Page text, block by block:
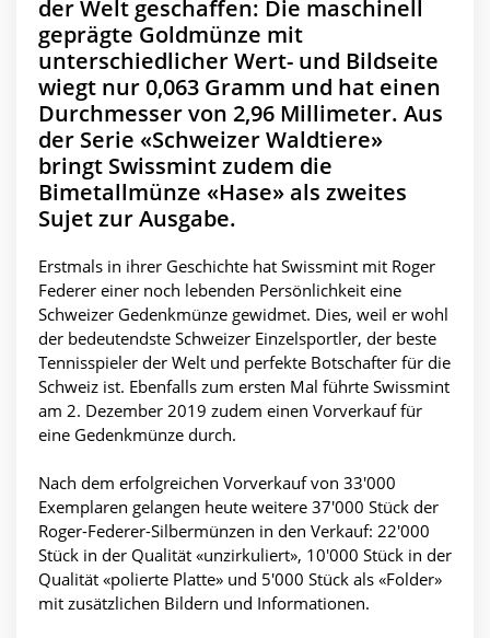
der Welt geschaffen: Die maschinell
geprägte Goldmünze mit
unterschiedlicher Wert- und Bildseite
wiegt nur 0,063 Gramm und hat einen
Durchmesser von 2,96 Millimeter. Aus
der Serie «Schweizer Waldtiere»
bringt Swissmint zudem die
Bimetallmünze «Hase» als zweites
Sujet zur Ausgabe.
Erstmals in ihrer Geschichte hat Swissmint mit Roger
Federer einer noch lebenden Persönlichkeit eine
Schweizer Gedenkmünze gewidmet. Dies, weil er wohl
der bedeutendste Schweizer Einzelsportler, der beste
Tennisspieler der Welt und perfekte Botschafter für die
Schweiz ist. Ebenfalls zum ersten Mal führte Swissmint
am 2. Dezember 2019 zudem einen Vorverkauf für
eine Gedenkmünze durch.
Nach dem erfolgreichen Vorverkauf von 33'000
Exemplaren gelangen heute weitere 37'000 Stück der
Roger-Federer-Silbermünzen in den Verkauf: 22'000
Stück in der Qualität «unzirkuliert», 10'000 Stück in der
Qualität «polierte Platte» und 5'000 Stück als «Folder»
mit zusätzlichen Bildern und Informationen.